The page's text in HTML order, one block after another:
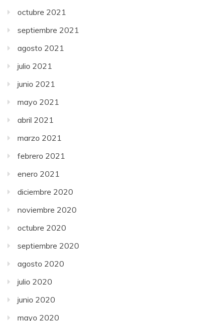
octubre 2021
septiembre 2021
agosto 2021
julio 2021
junio 2021
mayo 2021
abril 2021
marzo 2021
febrero 2021
enero 2021
diciembre 2020
noviembre 2020
octubre 2020
septiembre 2020
agosto 2020
julio 2020
junio 2020
mayo 2020